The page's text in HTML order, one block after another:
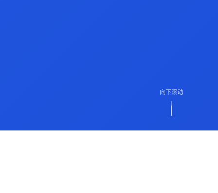
向下滚动